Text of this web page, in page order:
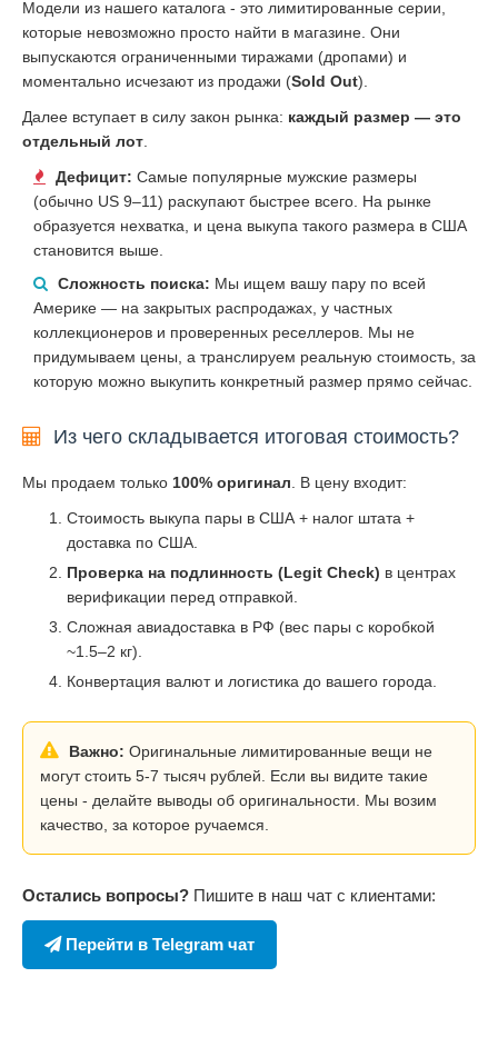
Модели из нашего каталога - это лимитированные серии,
которые невозможно просто найти в магазине. Они
выпускаются ограниченными тиражами (дропами) и
моментально исчезают из продажи (Sold Out).
Далее вступает в силу закон рынка: каждый размер — это
отдельный лот
Дефицит: Самые популярные мужские размеры
(обычно US 9–11) раскупают быстрее всего. На рынке
образуется нехватка, и цена выкупа такого размера в США
становится выше.
Сложность поиска: Мы ищем вашу пару по всей
Америке — на закрытых распродажах, у частных
коллекционеров и проверенных реселлеров. Мы не
придумываем цены, а транслируем реальную стоимость, за
которую можно выкупить конкретный размер прямо сейчас.
Из чего складывается итоговая стоимость?
Мы продаем только 100% оригинал . В цену входит:
Стоимость выкупа пары в США + налог штата +
доставка по США.
Проверка на подлинность (Legit Check) в центрах
верификации перед отправкой.
Сложная авиадоставка в РФ (вес пары с коробкой
~1.5–2 кг).
Конвертация валют и логистика до вашего города.
Важно: Оригинальные лимитированные вещи не
могут стоить 5-7 тысяч рублей. Если вы видите такие
цены - делайте выводы об оригинальности. Мы возим
качество, за которое ручаемся.
Остались вопросы? Пишите в наш чат с клиентами:
Перейти в Telegram чат